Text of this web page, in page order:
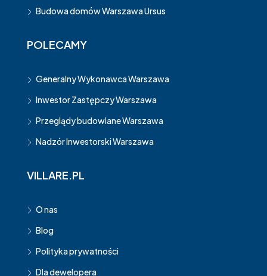
Budowa domów Warszawa Ursus
POLECAMY
Generalny Wykonawca Warszawa
Inwestor Zastępczy Warszawa
Przeglądy budowlane Warszawa
Nadzór Inwestorski Warszawa
VILLARE.PL
O nas
Blog
Polityka prywatności
Dla dewelopera